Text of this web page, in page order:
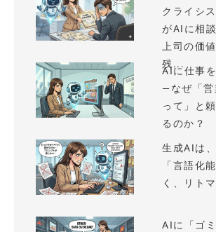
クライシ
がAIに相
上司の価
残...
AIに仕事
—なぜ「営
って」と
るのか？
生成AIは
「言語化
く、リト
AIに「ゴ